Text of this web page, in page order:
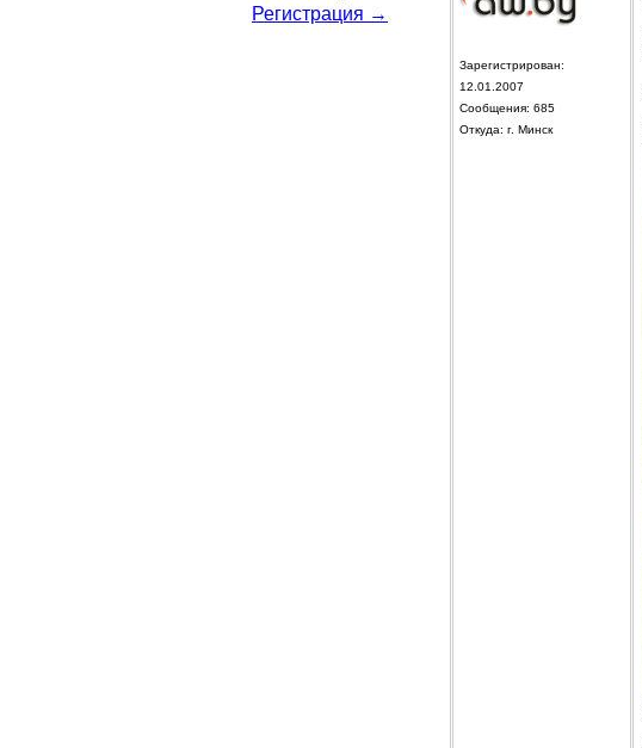
Регистрация →
Зарегистрирован:
12.01.2007
Сообщения: 685
Откуда: г. Минск